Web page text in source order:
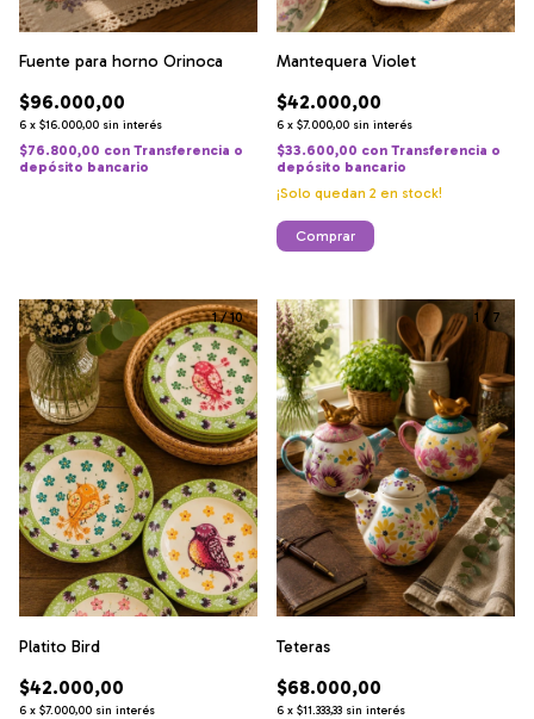
Fuente para horno Orinoca
$96.000,00
6 x $16.000,00 sin interés
$76.800,00 con Transferencia o
depósito bancario
Mantequera Violet
$42.000,00
6 x $7.000,00 sin interés
$33.600,00 con Transferencia o
depósito bancario
¡Solo quedan 2 en stock!
1/10
Platito Bird
$42.000,00
6 x $7.000,00 sin interés
1 / 7
Teteras
$68.000,00
6 x $11.333,33 sin interés